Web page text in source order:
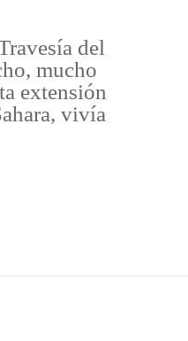
del
mucho
extensión
vivía